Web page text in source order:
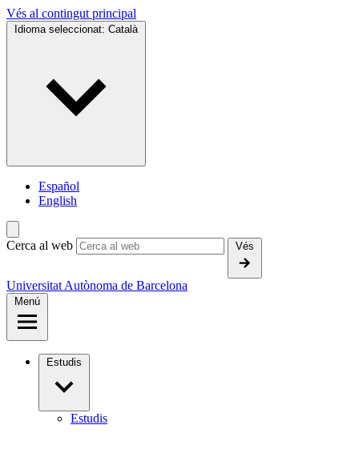
Vés al contingut principal
Idioma seleccionat: Català
Español
English
Cerca al web Vés
Universitat Autònoma de Barcelona
Menú
Estudis
Estudis